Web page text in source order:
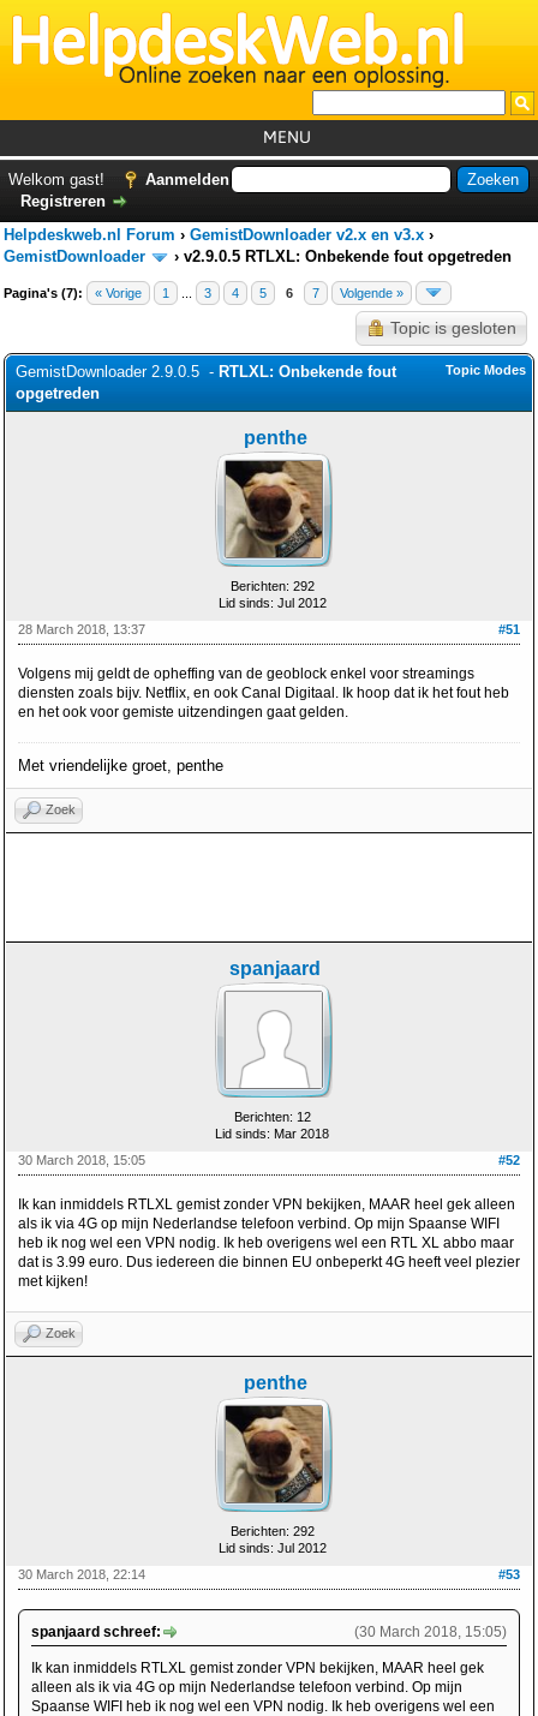
MENU
Foutcodes
Helpdesks
Forum
Welkom gast!
Aanmelden
Registreren
Helpdeskweb.nl Forum › GemistDownloader v2.x en v3.x ›
GemistDownloader
› v2.9.0.5 RTLXL: Onbekende fout opgetreden
Pagina's (7): « Vorige 1 3 4 5 6 7 Volgende »
Topic is gesloten
Topic Modes
GemistDownloader 2.9.0.5 - RTLXL: Onbekende fout
opgetreden
penthe
Berichten: 292
Lid sinds: Jul 2012
#51
28 March 2018, 13:37
Volgens mij geldt de opheffing van de geoblock enkel voor streamings
diensten zoals bijv. Netflix, en ook Canal Digitaal. Ik hoop dat ik het fout heb
en het ook voor gemiste uitzendingen gaat gelden.
Met vriendelijke groet, penthe
Zoek
spanjaard
Berichten: 12
Lid sinds: Mar 2018
#52
30 March 2018, 15:05
Ik kan inmiddels RTLXL gemist zonder VPN bekijken, MAAR heel gek alleen
als ik via 4G op mijn Nederlandse telefoon verbind. Op mijn Spaanse WIFI
heb ik nog wel een VPN nodig. Ik heb overigens wel een RTL XL abbo maar
dat is 3.99 euro. Dus iedereen die binnen EU onbeperkt 4G heeft veel plezier
met kijken!
Zoek
penthe
Berichten: 292
Lid sinds: Jul 2012
#53
30 March 2018, 22:14
(30 March 2018, 15:05)
spanjaard schreef:
Ik kan inmiddels RTLXL gemist zonder VPN bekijken, MAAR heel gek
alleen als ik via 4G op mijn Nederlandse telefoon verbind. Op mijn
Spaanse WIFI heb ik nog wel een VPN nodig. Ik heb overigens wel een